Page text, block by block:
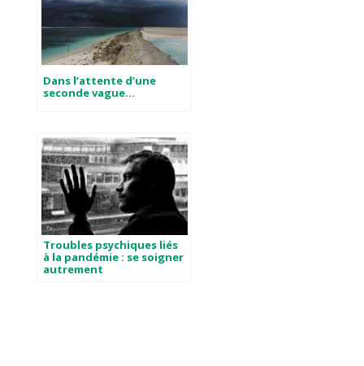
Dans l’attente d’une
seconde vague…
Troubles psychiques liés
à la pandémie : se soigner
autrement